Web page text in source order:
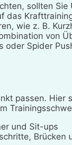
sollten Sie
das
wie z. B.
von
oder Spider
passen. Hier
und Sit-ups
Brücken